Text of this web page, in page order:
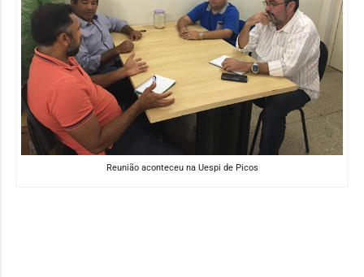
Reunião aconteceu na Uespi de Picos